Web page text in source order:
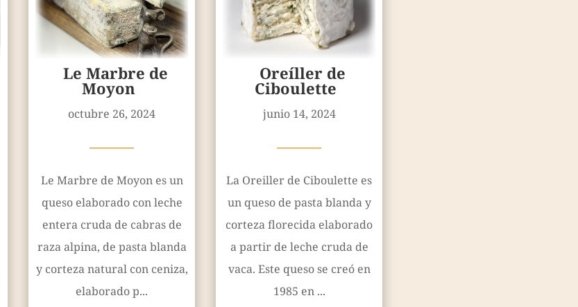
Le Marbre de
Moyon
octubre 26, 2024
————
Le Marbre de Moyon es un
queso elaborado con leche
entera cruda de cabras de
raza alpina, de pasta blanda
y corteza natural con ceniza,
elaborado p...
Oreíller de
Ciboulette
junio 14, 2024
————
La Oreiller de Ciboulette es
un queso de pasta blanda y
corteza florecida elaborado
a partir de leche cruda de
vaca. Este queso se creó en
1985 en ...